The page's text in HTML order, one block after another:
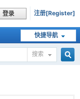
登录 注册[Register]
快捷导航
搜索